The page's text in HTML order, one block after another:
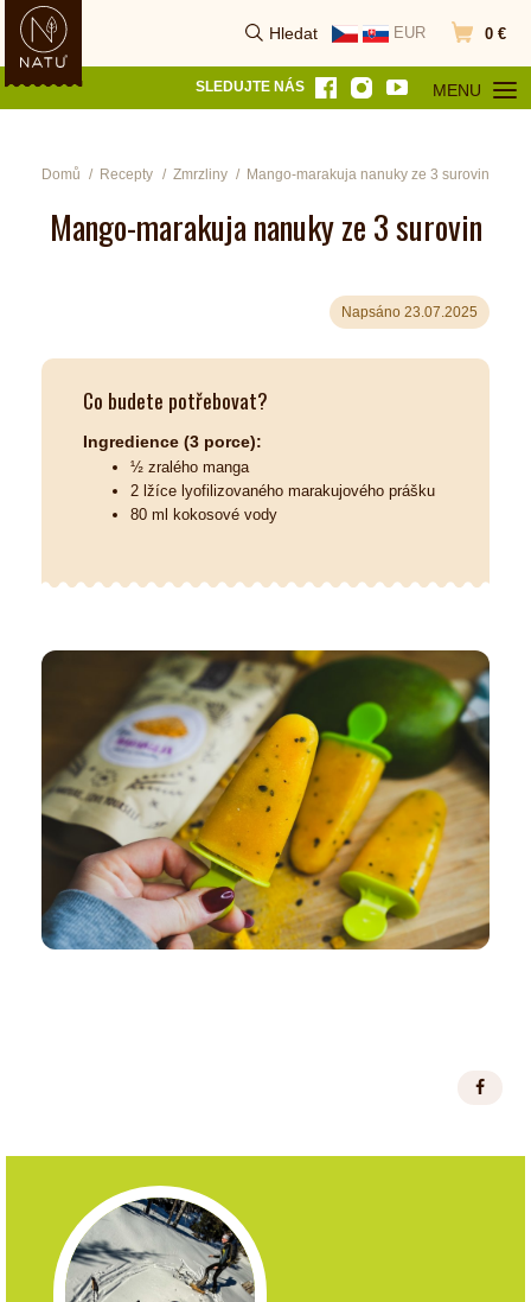
Hledat
Vyhledat
EUR
Přejít do
0 €
SLEDUJTE NÁS MENU
OTEVŘÍT
Domů Recepty Zmrzliny Mango-marakuja nanuky ze 3 surovin
Mango-marakuja nanuky ze 3 surovin
Napsáno 23.07.2025
Co budete potřebovat?
Ingredience (3 porce):
½ zralého manga
2 lžíce lyofilizovaného marakujového prášku
80 ml kokosové vody